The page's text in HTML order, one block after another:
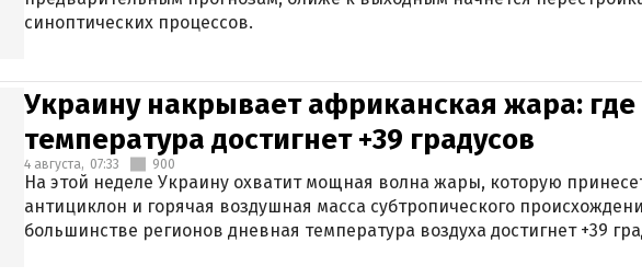
синоптических процессов.
Украину накрывает африканская жара: где
температура достигнет +39 градусов
4 августа, 07:33 900
На этой неделе Украину охватит мощная волна жары, которую
антициклон и горячая воздушная масса субтропического
большинстве регионов дневная температура воздуха достигнет +39